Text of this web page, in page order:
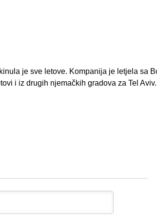
je sve letove. Kompanija je letjela sa
i iz drugih njemačkih gradova za Tel Aviv.